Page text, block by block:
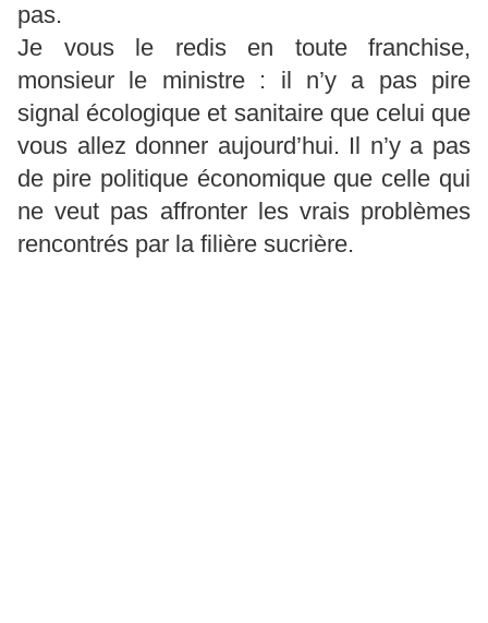
pas.
Je vous le redis en toute franchise,
monsieur le ministre : il n’y a pas pire
signal écologique et sanitaire que celui que
vous allez donner aujourd’hui. Il n’y a pas
de pire politique économique que celle qui
ne veut pas affronter les vrais problèmes
rencontrés par la filière sucrière.